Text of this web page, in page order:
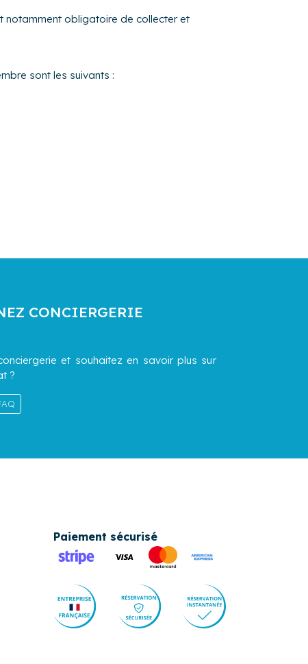
notamment obligatoire de collecter et
sont les suivants :
CONCIERGERIE
et souhaitez en savoir plus sur
?
Paiement sécurisé